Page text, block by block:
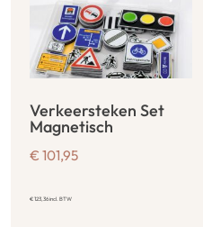
Verkeersteken Set
Magnetisch
€ 101,95
€123,36incl. BTW